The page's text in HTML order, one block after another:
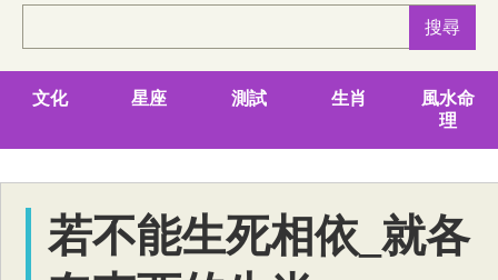
文化 星座 測試 生肖
風水命
理
若不能生死相依_就各